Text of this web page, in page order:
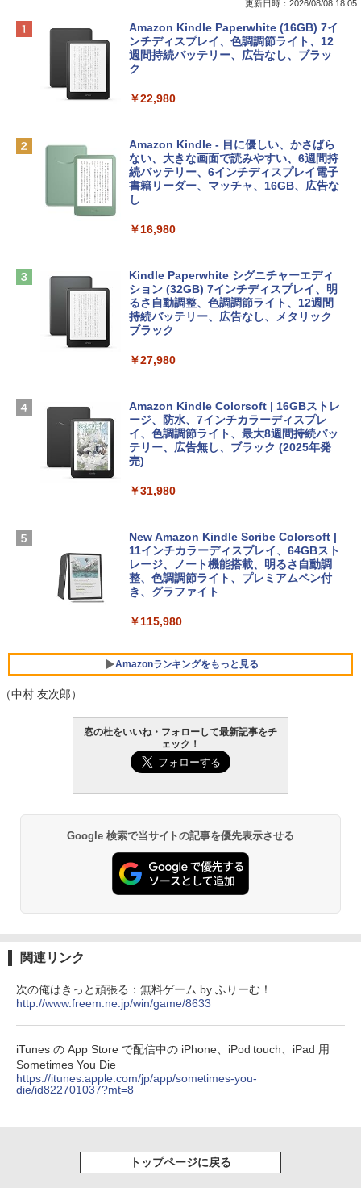
Apple 2026 MacBook Neo A18 Proチッ
プ搭載13インチノートブック：AIとAppl
e Intelligenceのために設計、Liquid Ret
inaディスプレイ、8GBユニファイドメモ
eTime HDカメラ、Touch ID - シルバー
tomtoc 360°保護 15.6 16インチ パソコ
ンケース Dell NEC Lavie ASUS HP dyna
book Lenovo対応
￥2,952
Apple 2026 MacBook Air M5チップ搭載
13インチノートブック：AIとApple Intell
igence、13.6インチLiquid Retinaディ
スプレイ、16GBユニファイドメモリ、1
TB SSDストレージ、12MPセンターフレ
D - ミッドナイト
【Amazon.co.jp限定】 HP ノートパソコ
ン 15-fd 15.6インチ 16GBメモリ 512GB
SSD インテル Core 5
￥129,800
FMV ノートパソコン WE1-K3 (MS 365 P
ersonal/Copilotキー搭載/Win 11/15.6型/
Core i5/16GB/SSD 512GB/ホワイト) FM
VWK3E15W_AZ
Robloxギフトカード - 800 Robux 【限
定バーチャルアイテムを含む】 【オンラ
インゲームコード】 ロブロックス | オン
ラインコード版
￥1,300
Robloxギフトカード - 1000 Robux 【限
定バーチャルアイテムを含む】 【オンラ
インゲームコード】 ロブロックス |オン
ラインコード版
4(最新 永続版)|オンラインコード版|Wind
ows11、10/mac対応|PC2台
￥39,582
Robloxギフトカード - 2,000 Robux 【限
ラインコード版
￥3,200
ト): Java & Bedrock Edition | オンライ
￥3,600
生成AIパスポート公式テキスト 第４版
￥1,766
出す プロンプトの言葉 AI画像生成シリー
ズ (はぴーイラストLabo)
￥480
ClaudeCode いちばんやさしい 教科書:
にもKindle出版にも！ 非エンジニアのた
めのAIコーディング入門シリーズ
￥99
1冊ですべて身につくHTML & CSSとWe
￥1,292
FM TOWNS ハイパー・カタログ: 本体ハ
ェクトリストと最新エミュレータ紹介
更新日時：2026/08/08 18:05
Amazon Kindle Paperwhite (16GB) 7イ
ンチディスプレイ、色調調節ライト、12
週間持続バッテリー、広告なし、ブラッ
ク
￥22,980
Amazon Kindle - 目に優しい、かさばら
ない、大きな画面で読みやすい、6週間持
続バッテリー、6インチディスプレイ電子
書籍リーダー、マッチャ、16GB、広告な
し
￥16,980
Kindle Paperwhite シグニチャーエディ
ション (32GB) 7インチディスプレイ、明
るさ自動調整、色調調節ライト、12週間
持続バッテリー、広告なし、メタリック
ブラック
￥27,980
Amazon Kindle Colorsoft | 16GBストレ
ージ、防水、7インチカラーディスプレ
イ、色調調節ライト、最大8週間持続バッ
テリー、広告無し、ブラック (2025年発
売)
￥31,980
New Amazon Kindle Scribe Colorsoft |
11インチカラーディスプレイ、64GBスト
レージ、ノート機能搭載、明るさ自動調
整、色調調節ライト、プレミアムペン付
き、グラファイト
￥115,980
Amazonランキングをもっと見る
（中村 友次郎）
窓の杜をいいね・フォローして最新記事をチ
ェック！
Google 検索で当サイトの記事を優先表示させる
関連リンク
次の俺はきっと頑張る：無料ゲーム by ふりーむ！
http://www.freem.ne.jp/win/game/8633
iTunes の App Store で配信中の iPhone、iPod touch、iPad 用
Sometimes You Die
https://itunes.apple.com/jp/app/sometimes-you-
die/id822701037?mt=8
トップページに戻る